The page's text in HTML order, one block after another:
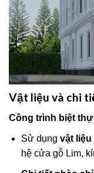
Vật liệu và chi
Công trình biệt
Sử dụng vật liệu
hệ cửa gỗ Lim,